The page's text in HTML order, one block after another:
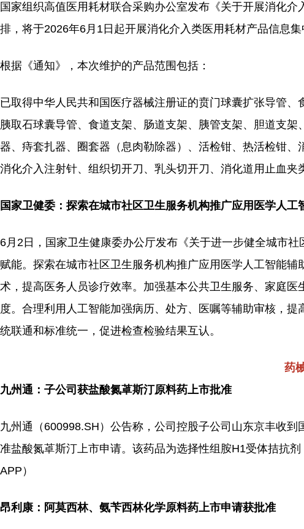
国家组织高值医用耗材联合采购办公室发布《关于开展消化
排，将于2026年6月1日起开展消化介入类医用耗材产品信息集
根据《通知》，本次维护的产品范围包括：
已取得中华人民共和国医疗器械注册证的贲门球囊扩张导管
胰取石球囊导管、食道支架、肠道支架、胰管支架、胆道支
器、痔套扎器、圈套器（息肉勒除器）、活检钳、热活检钳
消化介入注射针、组织切开刀、乳头切开刀、消化道用止血夹
国家卫健委：探索在城市社区卫生服务机构推广应用医学人工
6月2日，国家卫生健康委办公厅发布《关于进一步健全城市
赋能。探索在城市社区卫生服务机构推广应用医学人工智能
术，提高医务人员诊疗效率。加强基本公共卫生服务、家庭
度。合理利用人工智能加强病历、处方、医嘱等辅助审核，
统联通和标准统一，促进检查检验结果互认。
药
九州通：子公司获盐酸氮䓬斯汀原料药上市批准
九州通（600998.SH）公告称，公司控股子公司山东京丰收
准盐酸氮䓬斯汀上市申请。该药品为选择性组胺H1受体拮抗
APP）
昂利康：阿莫西林、氨苄西林化学原料药上市申请获批准